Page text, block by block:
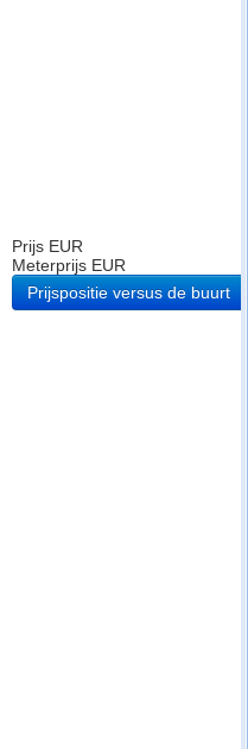
Prijs EUR
Meterprijs EUR
Prijspositie versus de buurt